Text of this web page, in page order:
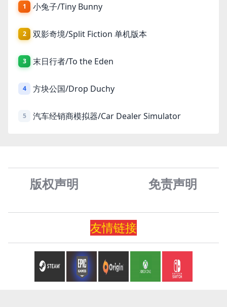
1 小兔子/Tiny Bunny
2 双影奇境/Split Fiction 单机版本
3 末日行者/To the Eden
4 方块公国/Drop Duchy
5 汽车经销商模拟器/Car Dealer Simulator
版权声明 免责声明
友情链接